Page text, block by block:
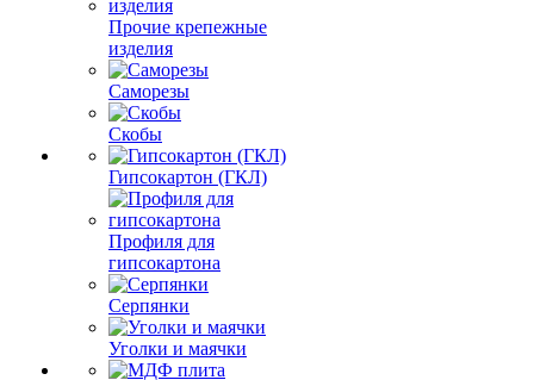
Прочие крепежные
изделия
Саморезы
Скобы
Гипсокартон (ГКЛ)
Профиля для
гипсокартона
Серпянки
Уголки и маячки